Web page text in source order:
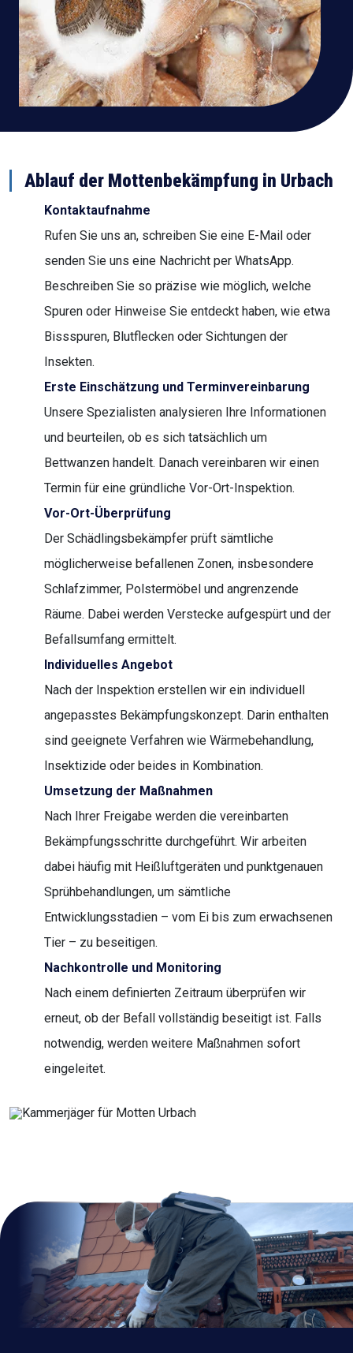
Ablauf der Mottenbekämpfung in Urbach
Kontaktaufnahme
Rufen Sie uns an, schreiben Sie eine E-Mail oder
senden Sie uns eine Nachricht per WhatsApp.
Beschreiben Sie so präzise wie möglich, welche
Spuren oder Hinweise Sie entdeckt haben, wie etwa
Bissspuren, Blutflecken oder Sichtungen der
Insekten.
Erste Einschätzung und Terminvereinbarung
Unsere Spezialisten analysieren Ihre Informationen
und beurteilen, ob es sich tatsächlich um
Bettwanzen handelt. Danach vereinbaren wir einen
Termin für eine gründliche Vor-Ort-Inspektion.
Vor-Ort-Überprüfung
Der Schädlingsbekämpfer prüft sämtliche
möglicherweise befallenen Zonen, insbesondere
Schlafzimmer, Polstermöbel und angrenzende
Räume. Dabei werden Verstecke aufgespürt und der
Befallsumfang ermittelt.
Individuelles Angebot
Nach der Inspektion erstellen wir ein individuell
angepasstes Bekämpfungskonzept. Darin enthalten
sind geeignete Verfahren wie Wärmebehandlung,
Insektizide oder beides in Kombination.
Umsetzung der Maßnahmen
Nach Ihrer Freigabe werden die vereinbarten
Bekämpfungsschritte durchgeführt. Wir arbeiten
dabei häufig mit Heißluftgeräten und punktgenauen
Sprühbehandlungen, um sämtliche
Entwicklungsstadien – vom Ei bis zum erwachsenen
Tier – zu beseitigen.
Nachkontrolle und Monitoring
Nach einem definierten Zeitraum überprüfen wir
erneut, ob der Befall vollständig beseitigt ist. Falls
notwendig, werden weitere Maßnahmen sofort
eingeleitet.